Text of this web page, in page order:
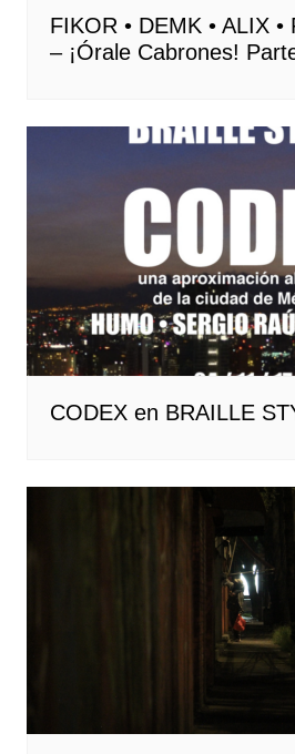
FIKOR • DEMK • ALIX •
– ¡Órale Cabrones!
CODEX en BRAILLE